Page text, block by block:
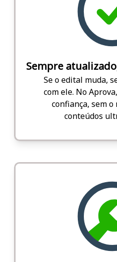
Sempre
Se o edital muda,
com ele. No
confiança, sem
conteúdos